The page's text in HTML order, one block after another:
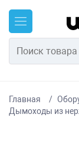
Главная
Дымоходы из